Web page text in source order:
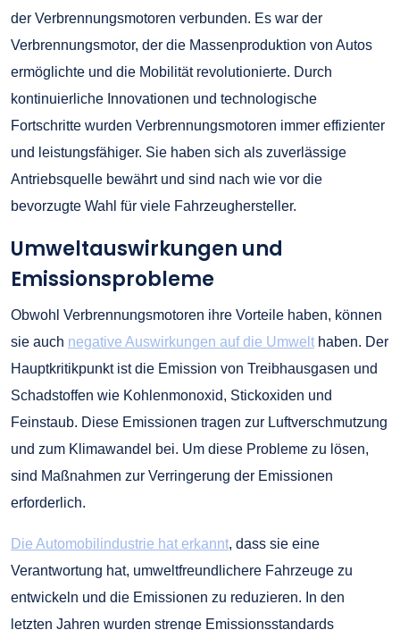
der Verbrennungsmotoren verbunden. Es war der
Verbrennungsmotor, der die Massenproduktion von Autos
ermöglichte und die Mobilität revolutionierte. Durch
kontinuierliche Innovationen und technologische
Fortschritte wurden Verbrennungsmotoren immer effizienter
und leistungsfähiger. Sie haben sich als zuverlässige
Antriebsquelle bewährt und sind nach wie vor die
bevorzugte Wahl für viele Fahrzeughersteller.
Umweltauswirkungen und
Emissionsprobleme
Obwohl Verbrennungsmotoren ihre Vorteile haben, können
sie auch negative Auswirkungen auf die Umwelt haben. Der
Hauptkritikpunkt ist die Emission von Treibhausgasen und
Schadstoffen wie Kohlenmonoxid, Stickoxiden und
Feinstaub. Diese Emissionen tragen zur Luftverschmutzung
und zum Klimawandel bei. Um diese Probleme zu lösen,
sind Maßnahmen zur Verringerung der Emissionen
erforderlich.
Die Automobilindustrie hat erkannt, dass sie eine
Verantwortung hat, umweltfreundlichere Fahrzeuge zu
entwickeln und die Emissionen zu reduzieren. In den
letzten Jahren wurden strenge Emissionsstandards